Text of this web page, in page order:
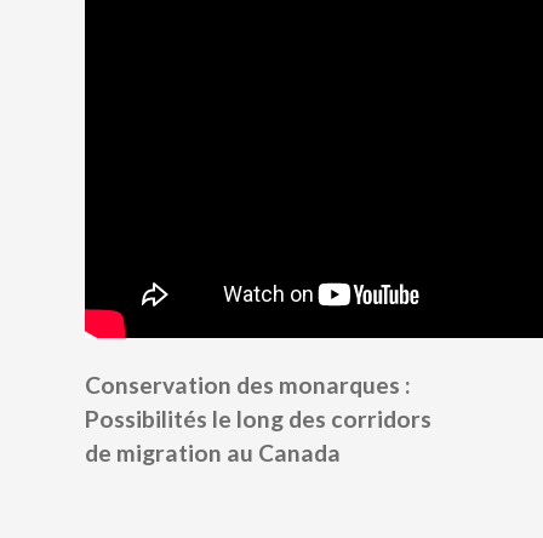
Conservation des monarques :
Possibilités le long des corridors
de migration au Canada